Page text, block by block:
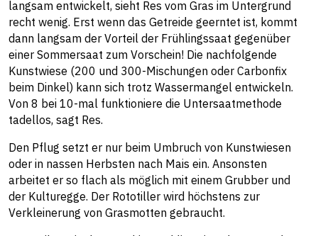
langsam entwickelt, sieht Res vom Gras im Untergrund
recht wenig. Erst wenn das Getreide geerntet ist, kommt
dann langsam der Vorteil der Frühlingssaat gegenüber
einer Sommersaat zum Vorschein! Die nachfolgende
Kunstwiese (200 und 300-Mischungen oder Carbonfix
beim Dinkel) kann sich trotz Wassermangel entwickeln.
Von 8 bei 10-mal funktioniere die Untersaatmethode
tadellos, sagt Res.
Den Pflug setzt er nur beim Umbruch von Kunstwiesen
oder in nassen Herbsten nach Mais ein. Ansonsten
arbeitet er so flach als möglich mit einem Grubber und
der Kulturegge. Der Rototiller wird höchstens zur
Verkleinerung von Grasmotten gebraucht.